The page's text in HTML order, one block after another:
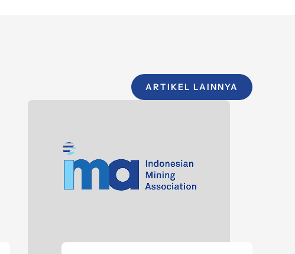
ARTIKEL LAINNYA